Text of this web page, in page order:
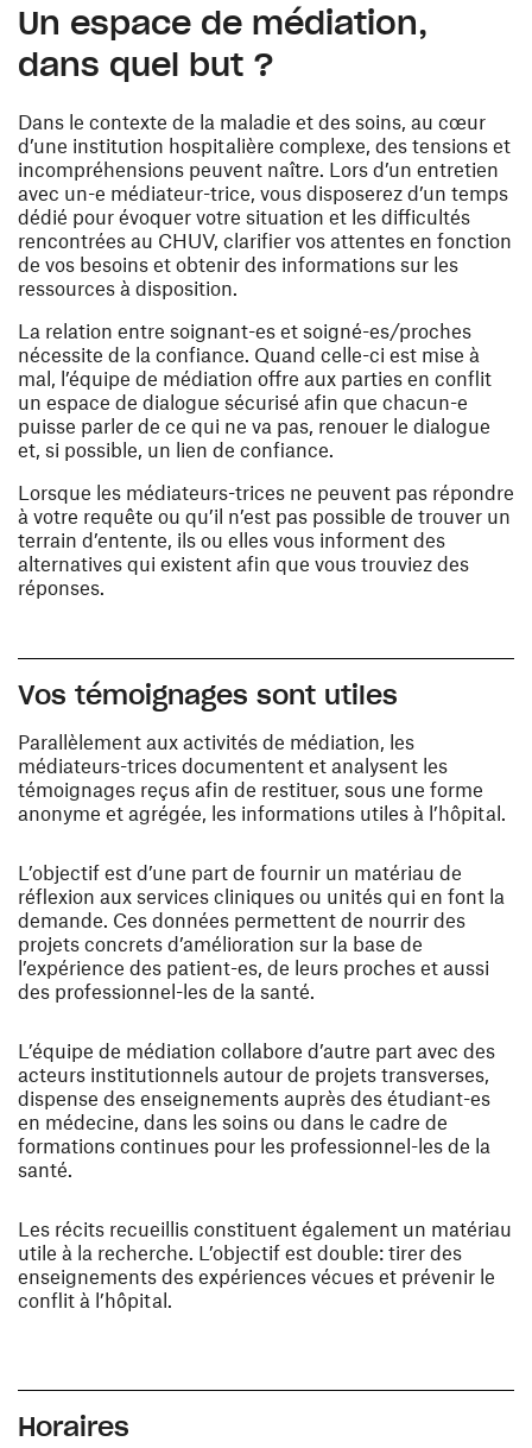
Un espace de médiation,
dans quel but ?
Dans le contexte de la maladie et des soins, au cœur
d’une institution hospitalière complexe, des tensions et
incompréhensions peuvent naître. Lors d’un entretien
avec un-e médiateur-trice, vous disposerez d’un temps
dédié pour évoquer votre situation et les difficultés
rencontrées au CHUV, clarifier vos attentes en fonction
de vos besoins et obtenir des informations sur les
ressources à disposition.
La relation entre soignant-es et soigné-es/proches
nécessite de la confiance. Quand celle-ci est mise à
mal, l’équipe de médiation offre aux parties en conflit
un espace de dialogue sécurisé afin que chacun-e
puisse parler de ce qui ne va pas, renouer le dialogue
et, si possible, un lien de confiance.
Lorsque les médiateurs-trices ne peuvent pas répondre
à votre requête ou qu’il n’est pas possible de trouver un
terrain d’entente, ils ou elles vous informent des
alternatives qui existent afin que vous trouviez des
réponses.
Vos témoignages sont utiles
Parallèlement aux activités de médiation, les
médiateurs-trices documentent et analysent les
témoignages reçus afin de restituer, sous une forme
anonyme et agrégée, les informations utiles à l’hôpital.
L’objectif est d’une part de fournir un matériau de
réflexion aux services cliniques ou unités qui en font la
demande. Ces données permettent de nourrir des
projets concrets d’amélioration sur la base de
l’expérience des patient-es, de leurs proches et aussi
des professionnel-les de la santé.
L’équipe de médiation collabore d’autre part avec des
acteurs institutionnels autour de projets transverses,
dispense des enseignements auprès des étudiant-es
en médecine, dans les soins ou dans le cadre de
formations continues pour les professionnel-les de la
santé.
Les récits recueillis constituent également un matériau
utile à la recherche. L’objectif est double: tirer des
enseignements des expériences vécues et prévenir le
conflit à l’hôpital.
Horaires